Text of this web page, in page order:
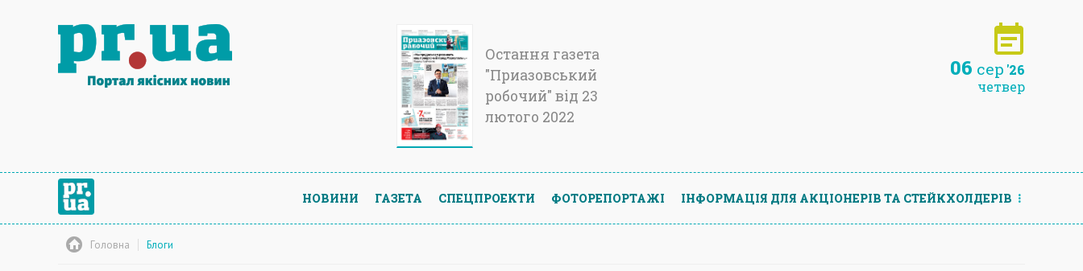
Остання газета
"Приазовський
робочий" від 23
лютого 2022
06 сер '26
четвер
НОВИНИ ГАЗЕТА СПЕЦПРОЕКТИ ФОТОРЕПОРТАЖІ ІНФОРМАЦIЯ ДЛЯ АКЦIОНЕРIВ ТА СТЕЙКХОЛДЕРIВ
Головна Блоги